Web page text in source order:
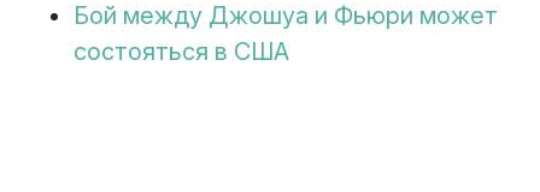
Бой между Джошуа и Фьюри может
состояться в США